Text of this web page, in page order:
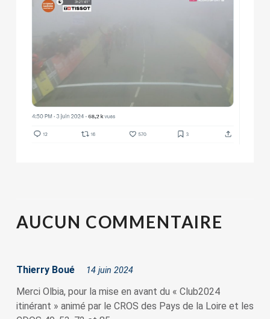
AUCUN COMMENTAIRE
Thierry Boué 14 juin 2024
Merci Olbia, pour la mise en avant du « Club2024
itinérant » animé par le CROS des Pays de la Loire et les